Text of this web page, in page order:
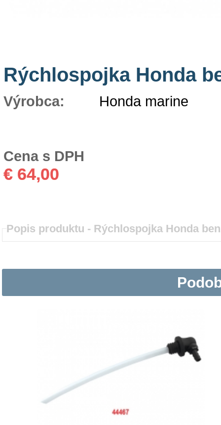
Rýchlospojka Honda
Výrobca: Honda marine
Cena s DPH
€ 64,00
Popis produktu - Rýchlospojka Honda